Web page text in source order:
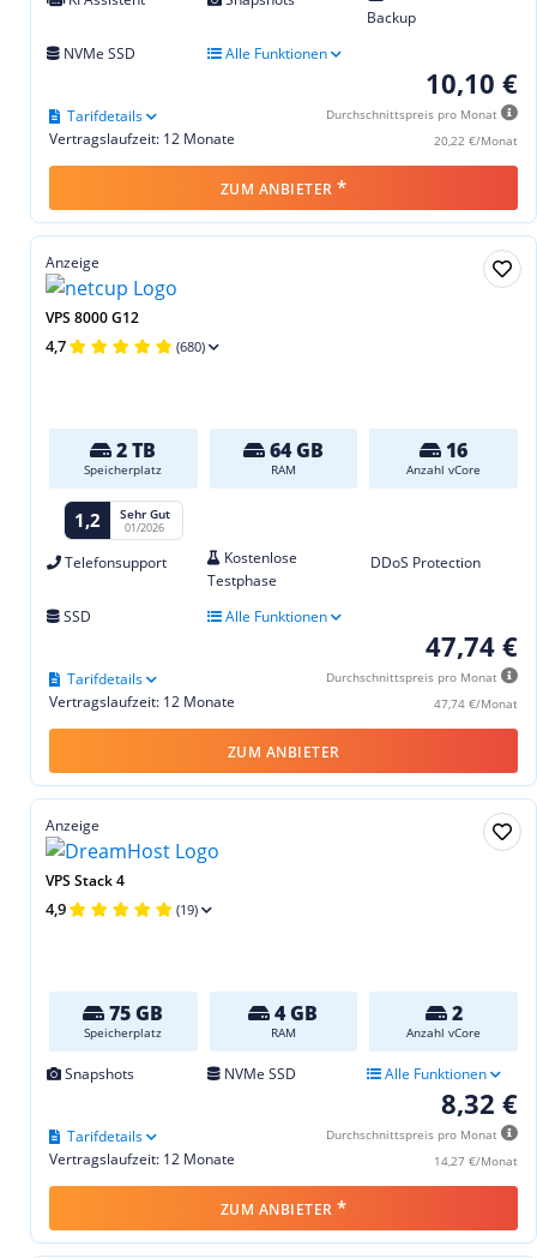
Backup
NVMe SSD
Alle Funktionen
10,10 €
Durchschnittspreis pro Monat
20,22 €/Monat
Vertragslaufzeit: 12 Monate
Tarifdetails
ZUM ANBIETER *
Anzeige
VPS 8000 G12
4,7 (680)
2 TB
Speicherplatz
64 GB
RAM
16
Anzahl vCore
1,2 Sehr Gut
01/2026
Telefonsupport
Kostenlose
Testphase
DDoS Protection
SSD Alle Funktionen
47,74 €
Durchschnittspreis pro Monat
47,74 €/Monat
Vertragslaufzeit: 12 Monate
Tarifdetails
ZUM ANBIETER
Anzeige
VPS Stack 4
4,9 (19)
75 GB
Speicherplatz
4 GB
RAM
2
Anzahl vCore
Snapshots NVMe SSD Alle Funktionen
8,32 €
Durchschnittspreis pro Monat
14,27 €/Monat
Vertragslaufzeit: 12 Monate
Tarifdetails
ZUM ANBIETER *